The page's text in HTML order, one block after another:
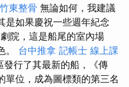
竹東整骨 無論如何，我建議
是如果慶祝一些週年紀念
院，這是船尾的室內場
。 台中推拿 記帳士 線上課
行了其最新的船，《傳
單位，成為圖標類的第三名